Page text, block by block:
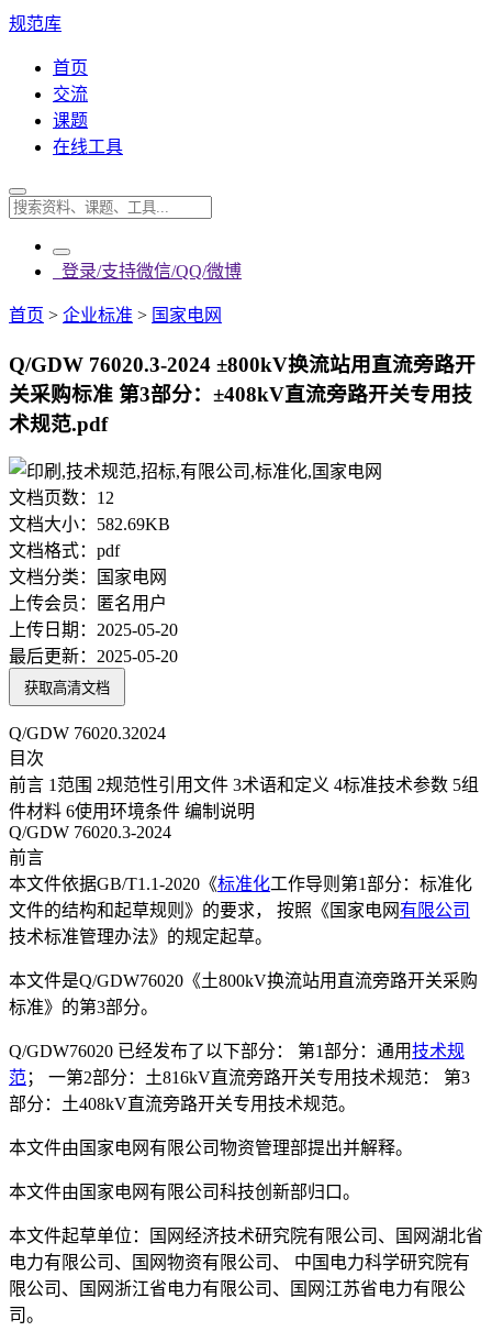
规范库
首页
交流
课题
在线工具
登录/支持微信/QQ/微博
首页 > 企业标准 > 国家电网
Q/GDW 76020.3-2024 ±800kV换流站用直流旁路开
关采购标准 第3部分：±408kV直流旁路开关专用技
术规范.pdf
文档页数： 12
文档大小： 582.69KB
文档格式： pdf
文档分类：
国家电网
上传会员：
匿名用户
上传日期： 2025-05-20
最后更新： 2025-05-20
获取高清文档
Q/GDW 76020.32024
目次
前言 1范围 2规范性引用文件 3术语和定义 4标准技术参数 5组
件材料 6使用环境条件 编制说明
Q/GDW 76020.3-2024
前言
本文件依据GB/T1.1-2020《标准化工作导则第1部分：标准化
文件的结构和起草规则》的要求， 按照《国家电网有限公司
技术标准管理办法》的规定起草。
本文件是Q/GDW76020《土800kV换流站用直流旁路开关采购
标准》的第3部分。
Q/GDW76020 已经发布了以下部分： 第1部分：通用技术规
范； 一第2部分：土816kV直流旁路开关专用技术规范： 第3
部分：土408kV直流旁路开关专用技术规范。
本文件由国家电网有限公司物资管理部提出并解释。
本文件由国家电网有限公司科技创新部归口。
本文件起草单位：国网经济技术研究院有限公司、国网湖北省
电力有限公司、国网物资有限公司、 中国电力科学研究院有
限公司、国网浙江省电力有限公司、国网江苏省电力有限公
司。